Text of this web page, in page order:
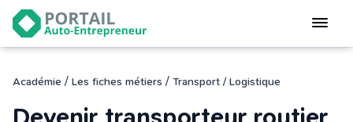
Devenir
auto-entrepreneur
logiciel de facturation
Modifier
Académie / Les fiches métiers / Transport / Logistique